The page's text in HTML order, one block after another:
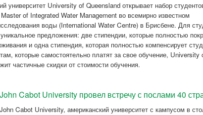
университет University of Queensland открывает набор
of Integrated Water Management во всемирно известном
воды (International Water Centre) в Брисбене. Для
предложения: две стипендии, которые полностью
и одна стипендия, которая полностью компенсирует
которые самостоятельно платят за свое обучение, University
частичные скидки от стоимости обучения.
John Cabot University провел встречу с послами 40
John Cabot University, американский университет с кампусом в